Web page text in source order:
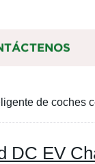
de coches
DC EV